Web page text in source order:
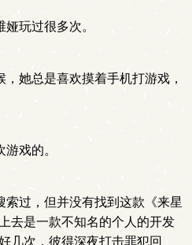
玩过很多次。
她总是喜欢摸着手机打游戏，
戏的。
索过，但并没有找到这款《来星
去是一款不知名的个人的开发
几次，彼得深夜打击罪犯回